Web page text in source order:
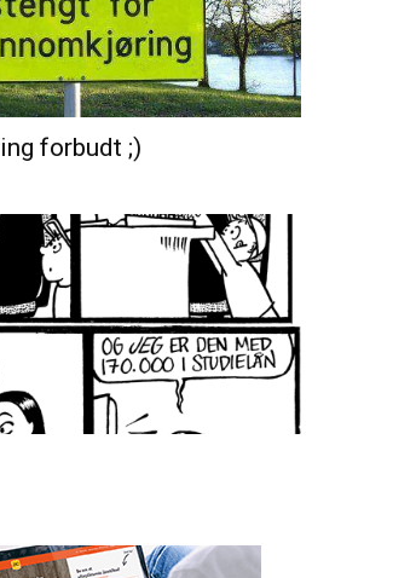
forbudt ;)